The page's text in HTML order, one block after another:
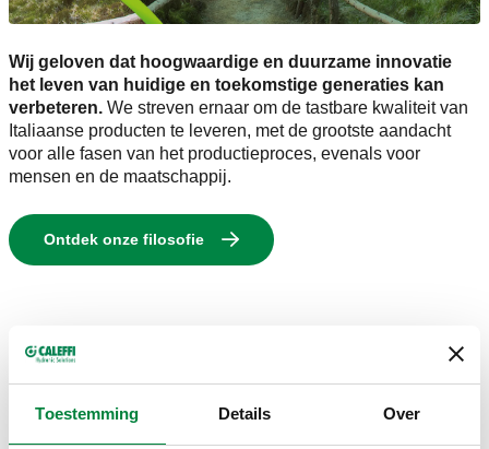
Toestemming Details Over
Wij geloven dat hoogwaardige en duurzame innovatie
het leven van huidige en toekomstige generaties kan
verbeteren. We streven ernaar om de tastbare kwaliteit van
Italiaanse producten te leveren, met de grootste aandacht
voor alle fasen van het productieproces, evenals voor
mensen en de maatschappij.
Ontdek onze filosofie
Certificeringen